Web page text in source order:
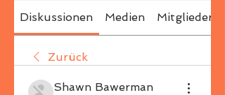
Diskussionen Medien Mitglieder
Zurück
Shawn Bawerman